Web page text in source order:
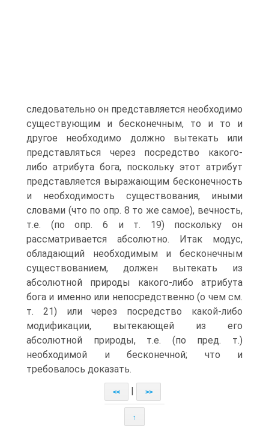
следовательно он представляется необходимо
существующим и бесконечным, то и то и
другое необходимо должно вытекать или
представляться через посредство какого-
либо атрибута бога, поскольку этот атрибут
представляется выражающим бесконечность
и необходимость существования, иными
словами (что по опр. 8 то же самое), вечность,
т.е. (по опр. 6 и т. 19) поскольку он
рассматривается абсолютно. Итак модус,
обладающий необходимым и бесконечным
существованием, должен вытекать из
абсолютной природы какого-либо атрибута
бога и именно или непосредственно (о чем см.
т. 21) или через посредство какой-либо
модификации, вытекающей из его
абсолютной природы, т.е. (по пред. т.)
необходимой и бесконечной; что и
требовалось доказать.
<< >>
↑